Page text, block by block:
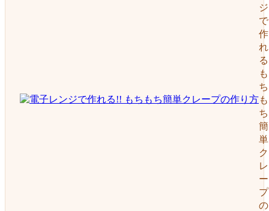
ジ
で
作
れ
も
ち
も
ち
簡
単
ク
レ
ー
プ
の